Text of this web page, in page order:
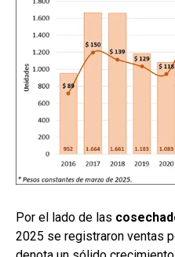
Por el lado de las
2025 se registraron ventas